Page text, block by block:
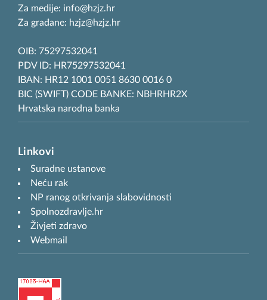
Za medije: info@hzjz.hr
Za građane: hzjz@hzjz.hr
OIB: 75297532041
PDV ID: HR75297532041
IBAN: HR12 1001 0051 8630 0016 0
BIC (SWIFT) CODE BANKE: NBHRHR2X
Hrvatska narodna banka
Linkovi
Suradne ustanove
Neću rak
NP ranog otkrivanja slabovidnosti
Spolnozdravlje.hr
Živjeti zdravo
Webmail